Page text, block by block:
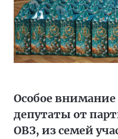
Особое
депутаты от
ОВЗ, из семей